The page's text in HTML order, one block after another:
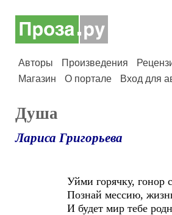
Авторы Произведения
Магазин
О портале Вход для
Душа
Лариса Григорьева
Уйми горячку, гонор
Познай мессию, жизнь,
И будет мир тебе